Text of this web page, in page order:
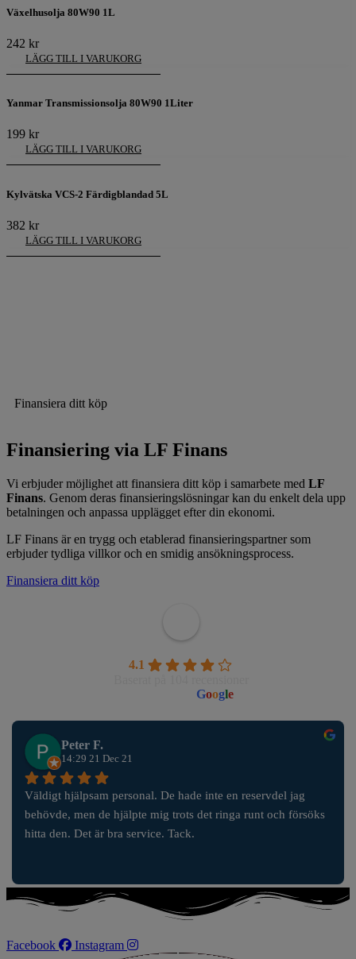
Växelhusolja 80W90 1L
242 kr
LÄGG TILL I VARUKORG
Yanmar Transmissionsolja 80W90 1Liter
199 kr
LÄGG TILL I VARUKORG
Kylvätska VCS-2 Färdigblandad 5L
382 kr
LÄGG TILL I VARUKORG
Finansiera ditt köp
Finansiering via LF Finans
Vi erbjuder möjlighet att finansiera ditt köp i samarbete med LF
Finans. Genom deras finansieringslösningar kan du enkelt dela upp
betalningen och anpassa upplägget efter din ekonomi.
LF Finans är en trygg och etablerad finansieringspartner som
erbjuder tydliga villkor och en smidig ansökningsprocess.
Finansiera ditt köp
4.1
Google
Peter F.
14:29 21 Dec 21
Väldigt hjälpsam personal. De hade inte en reservdel jag
behövde, men de hjälpte mig trots det ringa runt och försöks
hitta den. Det är bra service. Tack.
Facebook Instagram